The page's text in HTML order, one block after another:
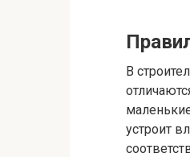
В
устроит